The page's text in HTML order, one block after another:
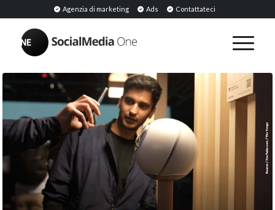
Agenzia di marketing Ads Contattateci